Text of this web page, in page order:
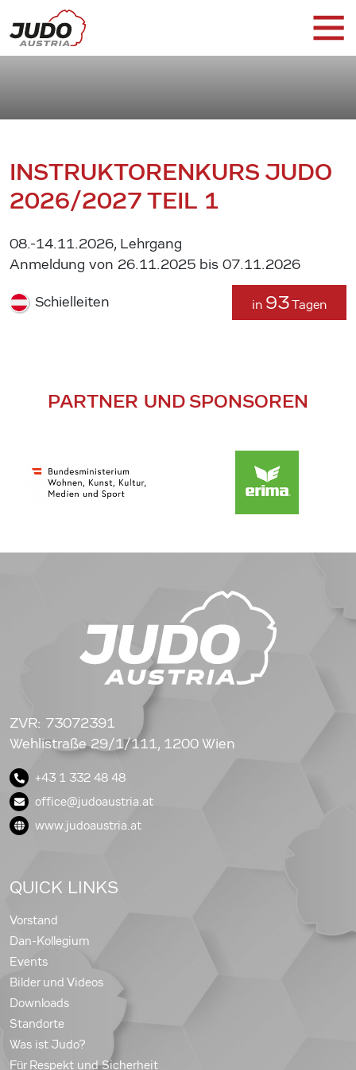
INSTRUKTORENKURS JUDO
2026/2027 TEIL 1
08.-14.11.2026, Lehrgang
Anmeldung von 26.11.2025 bis 07.11.2026
Schielleiten in 93Tagen
PARTNER UND SPONSOREN
ZVR: 73072391
Wehlistraße 29/1/111, 1200 Wien
+43 1 332 48 48
office@judoaustria.at
www.judoaustria.at
QUICK LINKS
Vorstand
Dan-Kollegium
Events
Bilder und Videos
Downloads
Standorte
Was ist Judo?
Für Respekt und Sicherheit